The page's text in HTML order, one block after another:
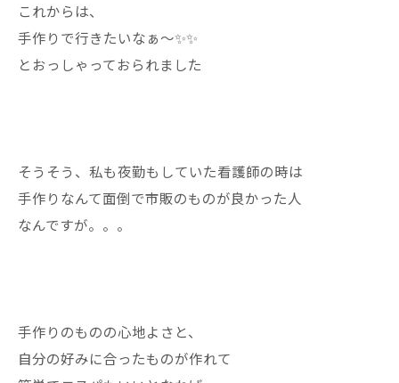
これからは、
手作りで行きたいなぁ〜✨✨
とおっしゃっておられました
そうそう、私も夜勤もしていた看護師の時は
手作りなんて面倒で市販のものが良かった人
なんですが。。。
手作りのものの心地よさと、
自分の好みに合ったものが作れて